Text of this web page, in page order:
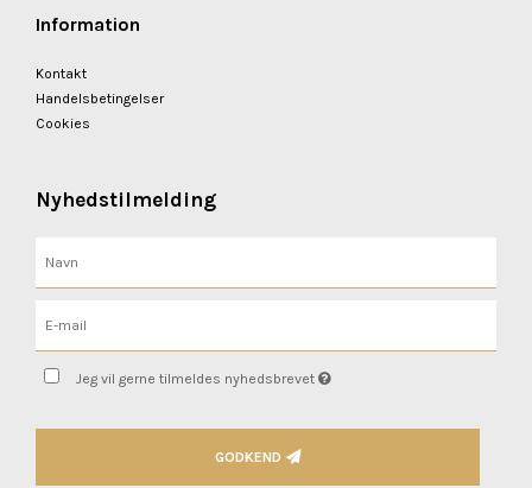
Information
Kontakt
Handelsbetingelser
Cookies
Nyhedstilmelding
Jeg vil gerne tilmeldes nyhedsbrevet
GODKEND